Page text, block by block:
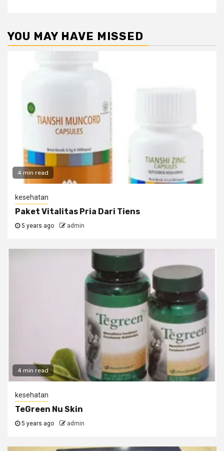
YOU MAY HAVE MISSED
4 min read
kesehatan
Paket Vitalitas Pria Dari Tiens
5 years ago admin
4 min read
kesehatan
TeGreen Nu Skin
5 years ago admin